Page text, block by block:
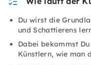
Du wirst die
und Schattierens
Dabei bekommst
Künstlern, wie man